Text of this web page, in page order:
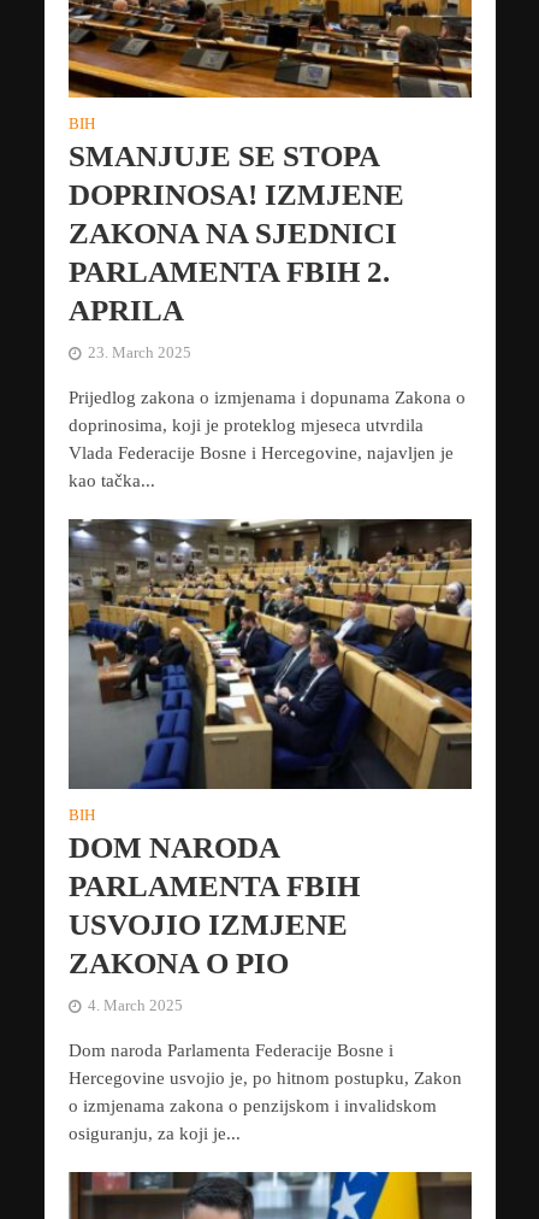
BIH
SMANJUJE SE STOPA
DOPRINOSA! IZMJENE
ZAKONA NA SJEDNICI
PARLAMENTA FBIH 2.
APRILA
23. March 2025
Prijedlog zakona o izmjenama i dopunama Zakona o
doprinosima, koji je proteklog mjeseca utvrdila
Vlada Federacije Bosne i Hercegovine, najavljen je
kao tačka...
BIH
DOM NARODA
PARLAMENTA FBIH
USVOJIO IZMJENE
ZAKONA O PIO
4. March 2025
Dom naroda Parlamenta Federacije Bosne i
Hercegovine usvojio je, po hitnom postupku, Zakon
o izmjenama zakona o penzijskom i invalidskom
osiguranju, za koji je...